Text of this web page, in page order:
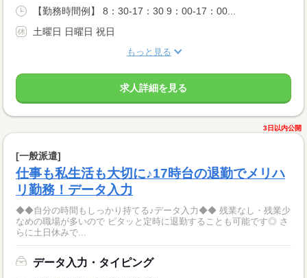
【勤務時間例】 8：30-17：30 9：00-17：00...
土曜日 日曜日 祝日
もっと見る
求人詳細を見る
3日以内公開
[一般派遣]
仕事も私生活も大切に♪17時台の退勤でメリハ
リ勤務！データ入力
◆◆自分の時間もしっかり持てる♪データ入力◆◆ 残業なし・残業少
なめの職場が多いので ピタッと定時に退勤することも可能です◎ さ
らに土日休みで...
データ入力・タイピング